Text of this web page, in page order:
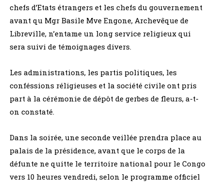
chefs d’Etats étrangers et les chefs du gouvernement
avant qu Mgr Basile Mve Engone, Archevêque de
Libreville, n’entame un long service religieux qui
sera suivi de témoignages divers.
Les administrations, les partis politiques, les
conféssions réligieuses et la société civile ont pris
part à la cérémonie de dépôt de gerbes de fleurs, a-t-
on constaté.
Dans la soirée, une seconde veillée prendra place au
palais de la présidence, avant que le corps de la
défunte ne quitte le territoire national pour le Congo
vers 10 heures vendredi, selon le programme officiel